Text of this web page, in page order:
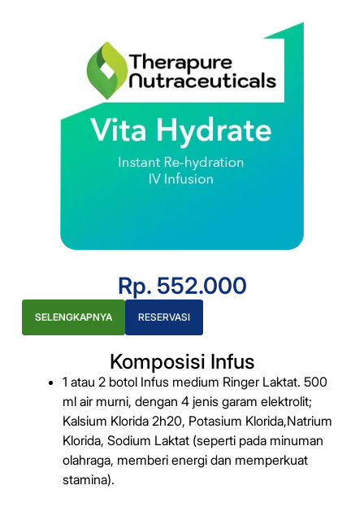
Rp. 552.000
SELENGKAPNYA RESERVASI
Komposisi Infus
1 atau 2 botol Infus medium Ringer Laktat. 500
ml air murni, dengan 4 jenis garam elektrolit;
Kalsium Klorida 2h20, Potasium Klorida,Natrium
Klorida, Sodium Laktat (seperti pada minuman
olahraga, memberi energi dan memperkuat
stamina).